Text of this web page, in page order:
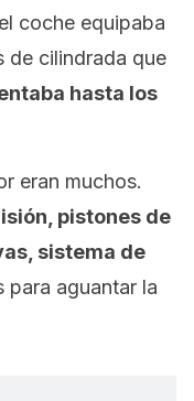
coche equipaba
de cilindrada que
hasta los
eran muchos.
pistones de
sistema de
para aguantar la